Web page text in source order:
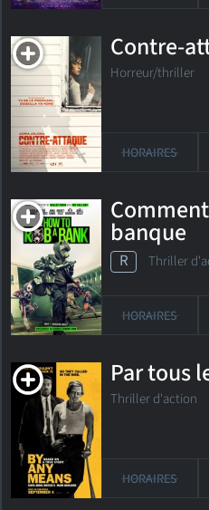
Contre-
Horreur/thriller
HORAIRES
banque
R Thriller
HORAIRES
Par tous
Thriller d'action
HORAIRES